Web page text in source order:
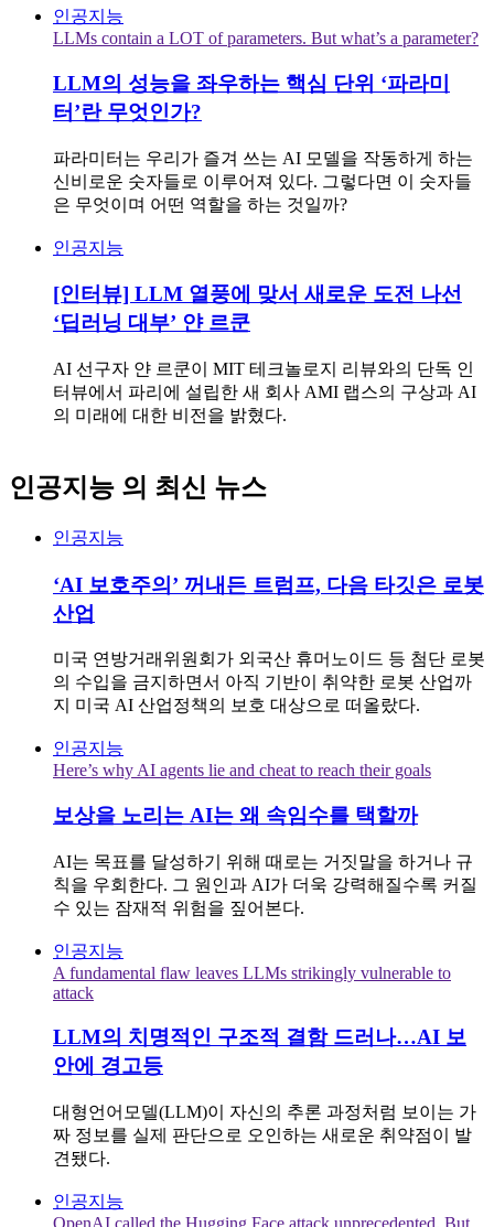
인공지능
LLMs contain a LOT of parameters. But what’s a parameter?
LLM의 성능을 좌우하는 핵심 단위 ‘파라미
터’란 무엇인가?
파라미터는 우리가 즐겨 쓰는 AI 모델을 작동하게 하는
신비로운 숫자들로 이루어져 있다. 그렇다면 이 숫자들
은 무엇이며 어떤 역할을 하는 것일까?
인공지능
[인터뷰] LLM 열풍에 맞서 새로운 도전 나선
‘딥러닝 대부’ 얀 르쿤
AI 선구자 얀 르쿤이 MIT 테크놀로지 리뷰와의 단독 인
터뷰에서 파리에 설립한 새 회사 AMI 랩스의 구상과 AI
의 미래에 대한 비전을 밝혔다.
인공지능 의 최신 뉴스
인공지능
‘AI 보호주의’ 꺼내든 트럼프, 다음 타깃은 로봇
산업
미국 연방거래위원회가 외국산 휴머노이드 등 첨단 로봇
의 수입을 금지하면서 아직 기반이 취약한 로봇 산업까
지 미국 AI 산업정책의 보호 대상으로 떠올랐다.
인공지능
Here’s why AI agents lie and cheat to reach their goals
보상을 노리는 AI는 왜 속임수를 택할까
AI는 목표를 달성하기 위해 때로는 거짓말을 하거나 규
칙을 우회한다. 그 원인과 AI가 더욱 강력해질수록 커질
수 있는 잠재적 위험을 짚어본다.
인공지능
A fundamental flaw leaves LLMs strikingly vulnerable to
attack
LLM의 치명적인 구조적 결함 드러나…AI 보
안에 경고등
대형언어모델(LLM)이 자신의 추론 과정처럼 보이는 가
짜 정보를 실제 판단으로 오인하는 새로운 취약점이 발
견됐다.
인공지능